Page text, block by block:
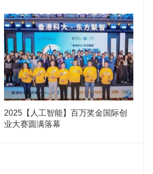
2025【人工智能】百万奖金国际创
业大赛圆满落幕